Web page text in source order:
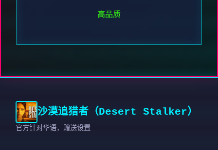
高品质
沙漠追猎者（Desert Stalker）
官方针对华语，赠送设置